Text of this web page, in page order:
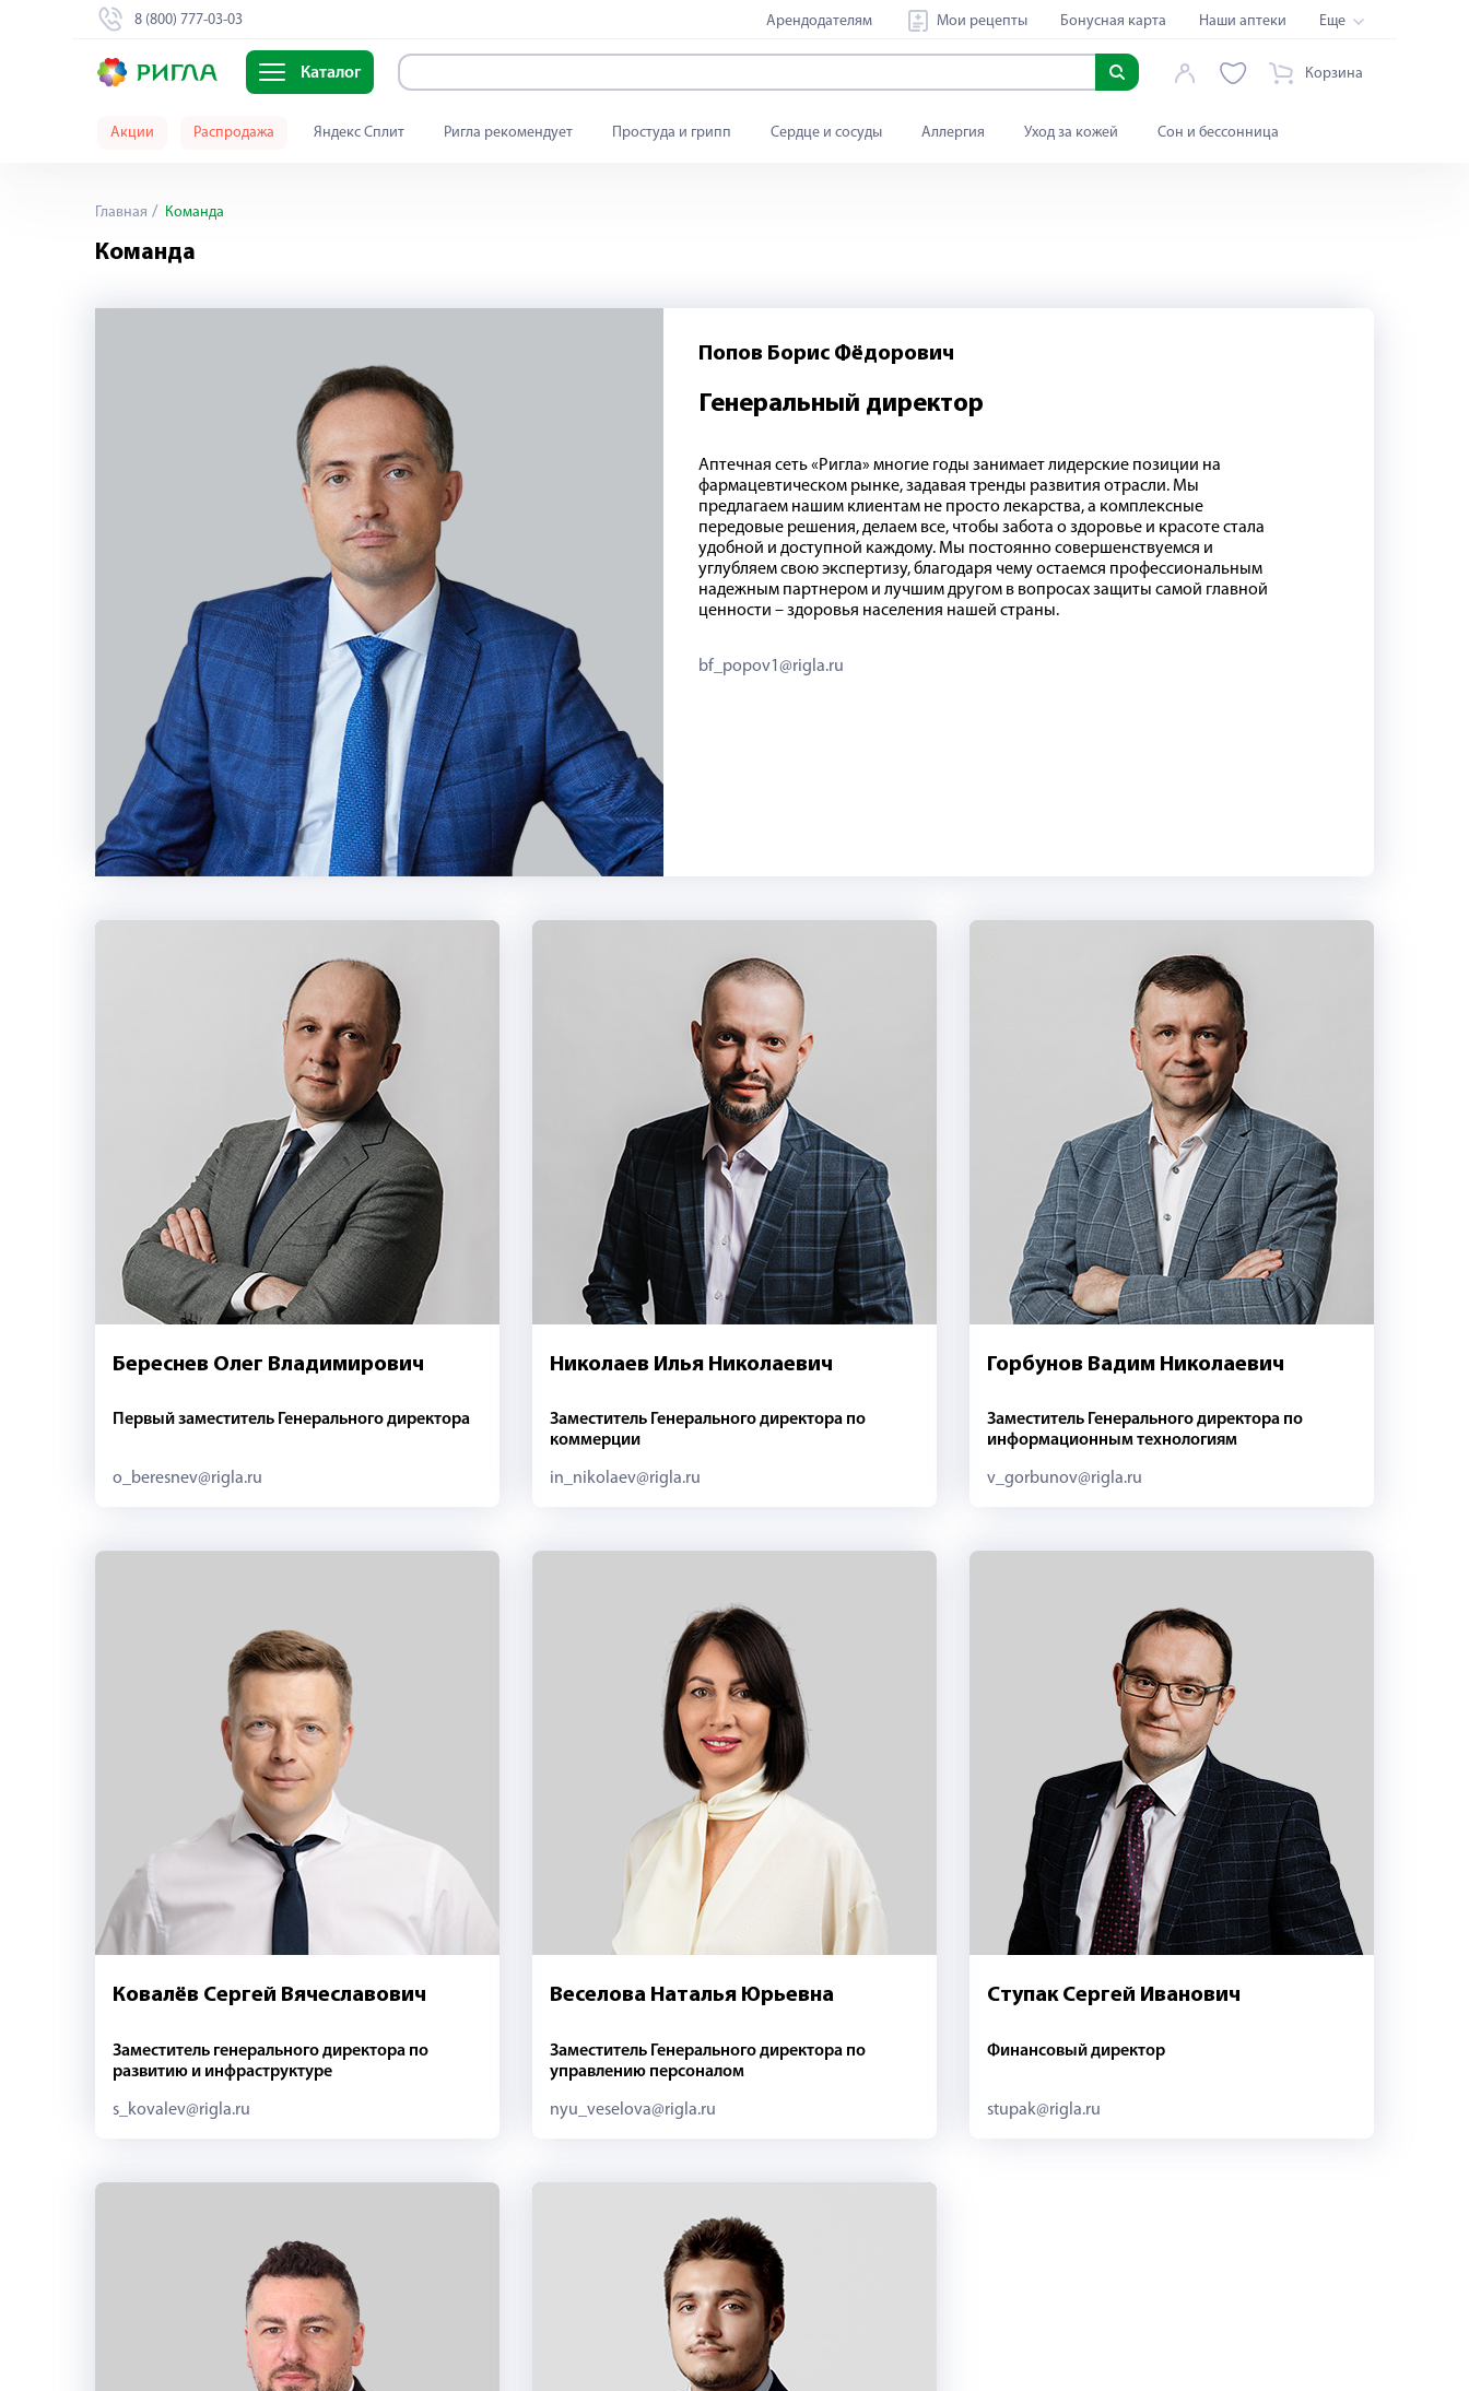
8 (800) 777-03-03 Арендодателям Мои рецепты Бонусная карта Наши аптеки Еще
Каталог Корзина
Акции Распродажа Яндекс Сплит Ригла рекомендует Простуда и грипп Сердце и сосуды Аллергия Уход за кожей Сон и бессонница
Главная Команда
Команда
Попов Борис Фёдорович
Генеральный директор
Аптечная сеть «Ригла» многие годы занимает лидерские позиции на
фармацевтическом рынке, задавая тренды развития отрасли. Мы
предлагаем нашим клиентам не просто лекарства, а комплексные
передовые решения, делаем все, чтобы забота о здоровье и красоте стала
удобной и доступной каждому. Мы постоянно совершенствуемся и
углубляем свою экспертизу, благодаря чему остаемся профессиональным
надежным партнером и лучшим другом в вопросах защиты самой главной
ценности – здоровья населения нашей страны.
bf_popov1@rigla.ru
Береснев Олег Владимирович
Первый заместитель Генерального директора
o_beresnev@rigla.ru
Николаев Илья Николаевич
Заместитель Генерального директора по
коммерции
in_nikolaev@rigla.ru
Горбунов Вадим Николаевич
Заместитель Генерального директора по
информационным технологиям
v_gorbunov@rigla.ru
Ковалёв Сергей Вячеславович
Заместитель генерального директора по
развитию и инфраструктуре
s_kovalev@rigla.ru
Веселова Наталья Юрьевна
Заместитель Генерального директора по
управлению персоналом
nyu_veselova@rigla.ru
Ступак Сергей Иванович
Финансовый директор
stupak@rigla.ru